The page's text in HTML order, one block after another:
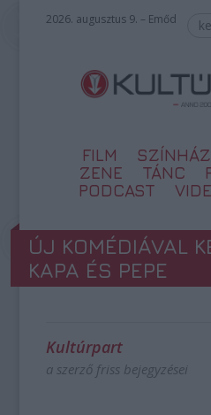
2026. augusztus 9. – Emőd
FILM SZÍNHÁZ
ZENE
TÁNC
PODCAST
ÚJ KOMÉDIÁVAL
KAPA ÉS PEPE
Kultúrpart
a szerző friss bejegyzései